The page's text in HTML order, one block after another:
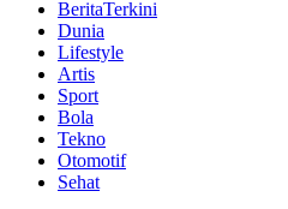
BeritaTerkini
Dunia
Lifestyle
Artis
Sport
Bola
Tekno
Otomotif
Sehat